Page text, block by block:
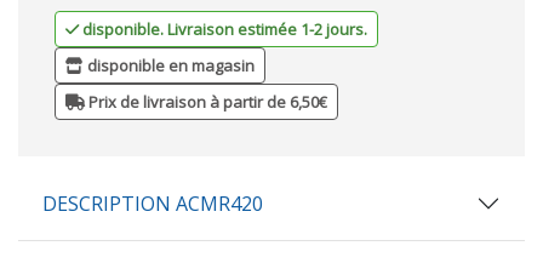
disponible. Livraison estimée 1-2 jours.
disponible en magasin
Prix de livraison à partir de 6,50€
DESCRIPTION ACMR420